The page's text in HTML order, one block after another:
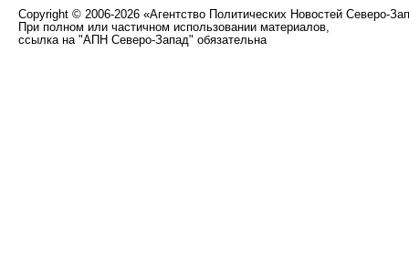
Copyright © 2006-2026 «Агентство Политических Новостей Северо-
При полном или частичном использовании материалов,
ссылка на "АПН Северо-Запад" обязательна